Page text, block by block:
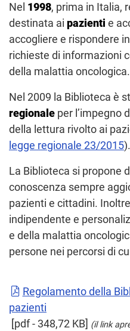
Nel 1998, prima in Italia,
destinata ai pazienti e
accogliere e rispondere
richieste di informazioni
della malattia oncologica.
Nel 2009 la Biblioteca è
regionale per l’impegno
della lettura rivolto ai
legge regionale 23/2015).
La Biblioteca si propone
conoscenza sempre
pazienti e cittadini.
indipendente e
e della malattia
persone nei percorsi di
Regolamento della
pazienti
[pdf - 348,72 KB] (il link